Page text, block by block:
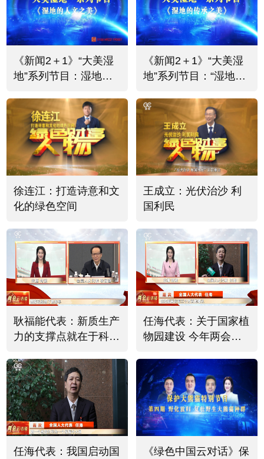
《新闻2＋1》“大美湿
地”系列节目：湿地的
《新闻2＋1》“大美湿
地”系列节目：“湿地的
徐连江：打造诗意和文
化的绿色空间
王成立：光伏治沙 利
国利民
耿福能代表：新质生产
力的支撑点就在于科技
任海代表：关于国家植
物园建设 今年两会提
任海代表：我国启动国
《绿色中国云对话》保